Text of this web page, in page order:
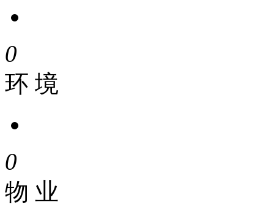
0
环 境
0
物 业